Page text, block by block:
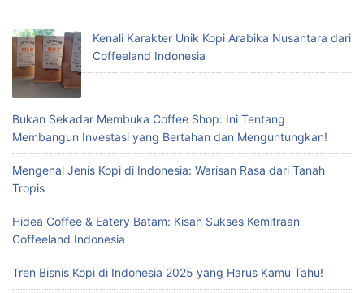
Kenali Karakter Unik Kopi Arabika Nusantara dari
Coffeeland Indonesia
Bukan Sekadar Membuka Coffee Shop: Ini Tentang
Membangun Investasi yang Bertahan dan Menguntungkan!
Mengenal Jenis Kopi di Indonesia: Warisan Rasa dari Tanah
Tropis
Hidea Coffee & Eatery Batam: Kisah Sukses Kemitraan
Coffeeland Indonesia
Tren Bisnis Kopi di Indonesia 2025 yang Harus Kamu Tahu!